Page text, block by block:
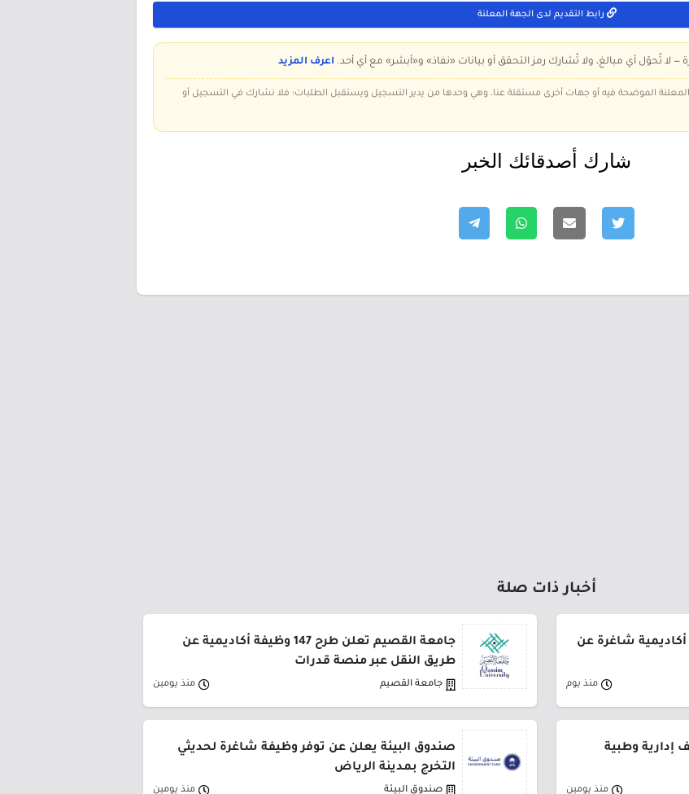
رابط التقديم لدى الجهة المعلنة
— لا تُحوّل أي مبالغ، ولا تُشارك رمز التحقق أو بيانات «نفاذ» و«أبشر» مع أي أحد. اعرف المزيد
المعلنة الموضحة فيه أو جهات أخرى مستقلة عنا، وهي وحدها من يدير التسجيل ويستقبل الطلبات؛ فلا نشارك في التسجيل أو
شارك أصدقائك الخبر
أخبار ذات صلة
شاغرة عن
منذ يوم
جامعة القصيم تعلن طرح 147 وظيفة أكاديمية عن
طريق النقل عبر منصة قدرات
جامعة القصيم منذ يومين
وطبية
منذ يومين
صندوق البيئة يعلن عن توفر وظيفة شاغرة لحديثي
التخرج بمدينة الرياض
صندوق البيئة منذ يومين